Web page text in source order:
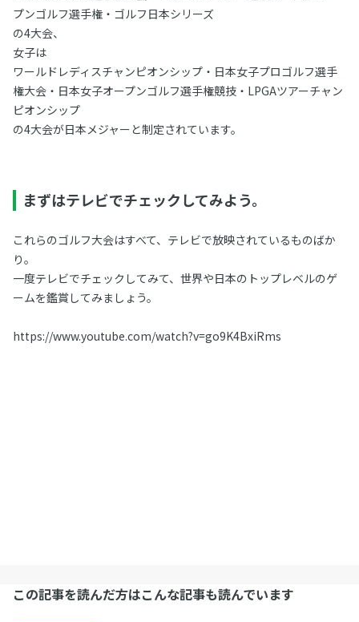
プンゴルフ選手権・ゴルフ日本シリーズ
の4大会、
女子は
ワールドレディスチャンピオンシップ・日本女子プロゴルフ選手
権大会・日本女子オープンゴルフ選手権競技・LPGAツアーチャン
ピオンシップ
の4大会が日本メジャーと制定されています。
まずはテレビでチェックしてみよう。
これらのゴルフ大会はすべて、テレビで放映されているものばか
り。
一度テレビでチェックしてみて、世界や日本のトップレベルのゲ
ームを鑑賞してみましょう。
https://www.youtube.com/watch?v=go9K4BxiRms
この記事を読んだ方はこんな記事も読んでいます